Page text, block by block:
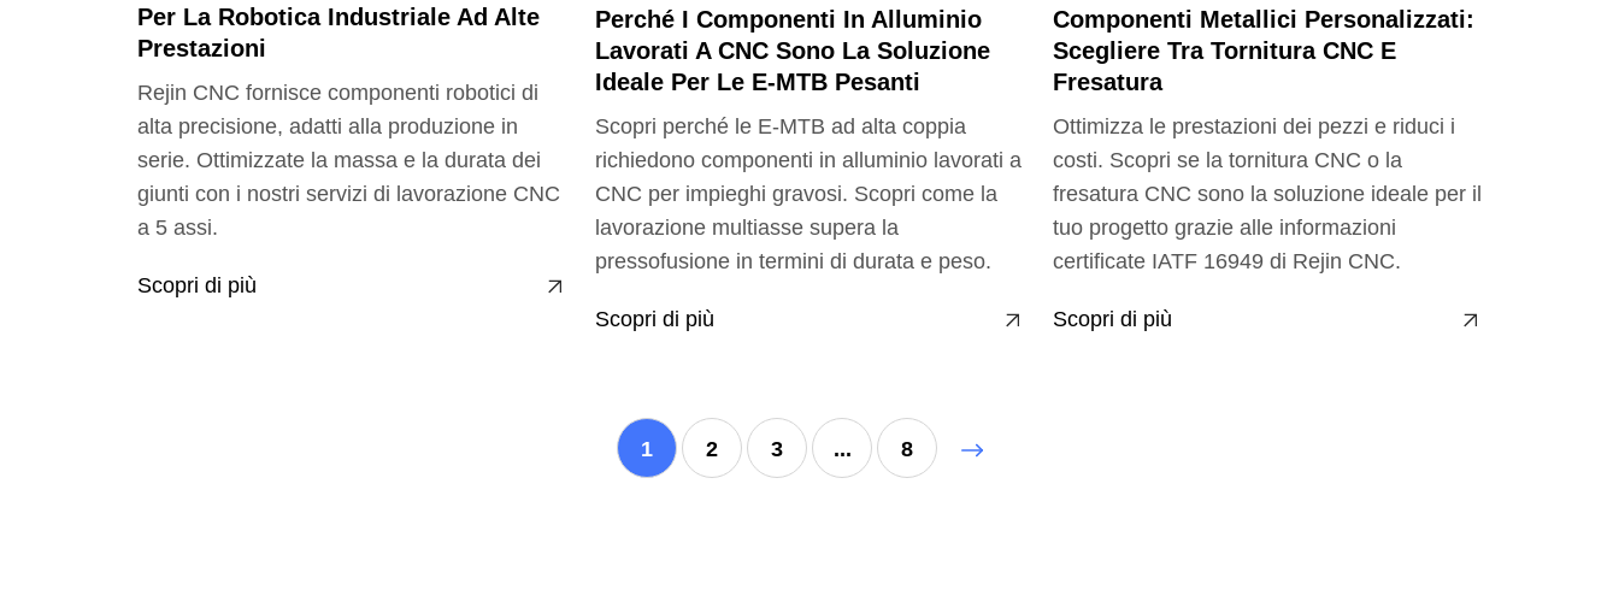
Per La Robotica Industriale Ad Alte
Prestazioni
Rejin CNC fornisce componenti robotici di
alta precisione, adatti alla produzione in
serie. Ottimizzate la massa e la durata dei
giunti con i nostri servizi di lavorazione CNC
a 5 assi.
Scopri di più
Perché I Componenti In Alluminio
Lavorati A CNC Sono La Soluzione
Ideale Per Le E-MTB Pesanti
Scopri perché le E-MTB ad alta coppia
richiedono componenti in alluminio lavorati a
CNC per impieghi gravosi. Scopri come la
lavorazione multiasse supera la
pressofusione in termini di durata e peso.
Scopri di più
Componenti Metallici Personalizzati:
Scegliere Tra Tornitura CNC E
Fresatura
Ottimizza le prestazioni dei pezzi e riduci i
costi. Scopri se la tornitura CNC o la
fresatura CNC sono la soluzione ideale per il
tuo progetto grazie alle informazioni
certificate IATF 16949 di Rejin CNC.
Scopri di più
1 2 3 ... 8